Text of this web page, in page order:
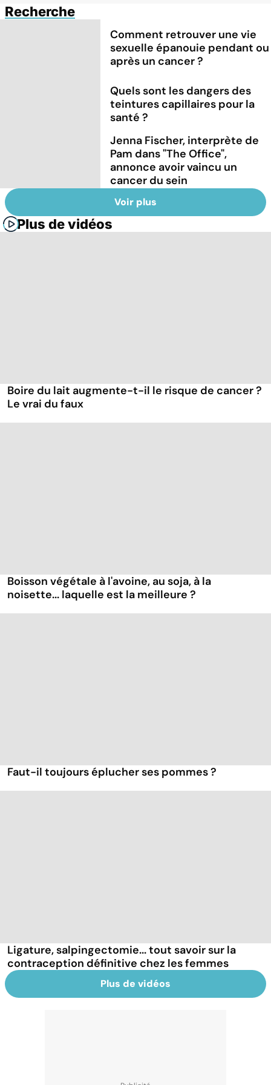
Recherche
Comment retrouver une vie
sexuelle épanouie pendant ou
après un cancer ?
Quels sont les dangers des
teintures capillaires pour la
santé ?
Jenna Fischer, interprète de
Pam dans "The Office",
annonce avoir vaincu un
cancer du sein
Voir plus
Plus de vidéos
Boire du lait augmente-t-il le risque de cancer ?
Le vrai du faux
Boisson végétale à l'avoine, au soja, à la
noisette... laquelle est la meilleure ?
Faut-il toujours éplucher ses pommes ?
Ligature, salpingectomie... tout savoir sur la
contraception définitive chez les femmes
Plus de vidéos